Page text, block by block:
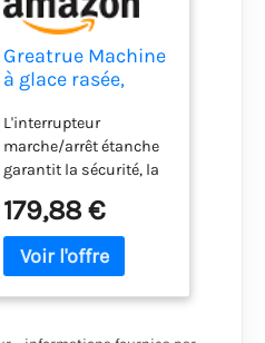
Greatrue Machine
à glace rasée,
électrique à cône
de neige à 3
lames, broyeur à
glace de 380 W,
broyeur à glace de
130 kg/h,
machine à raser
la glace pour la
commerce
L'interrupteur
marche/arrêt étanche
garantit la sécurité, la
tranquillité d'esprit ;
les lames s'arrêtent de
tourner et
179,88 €